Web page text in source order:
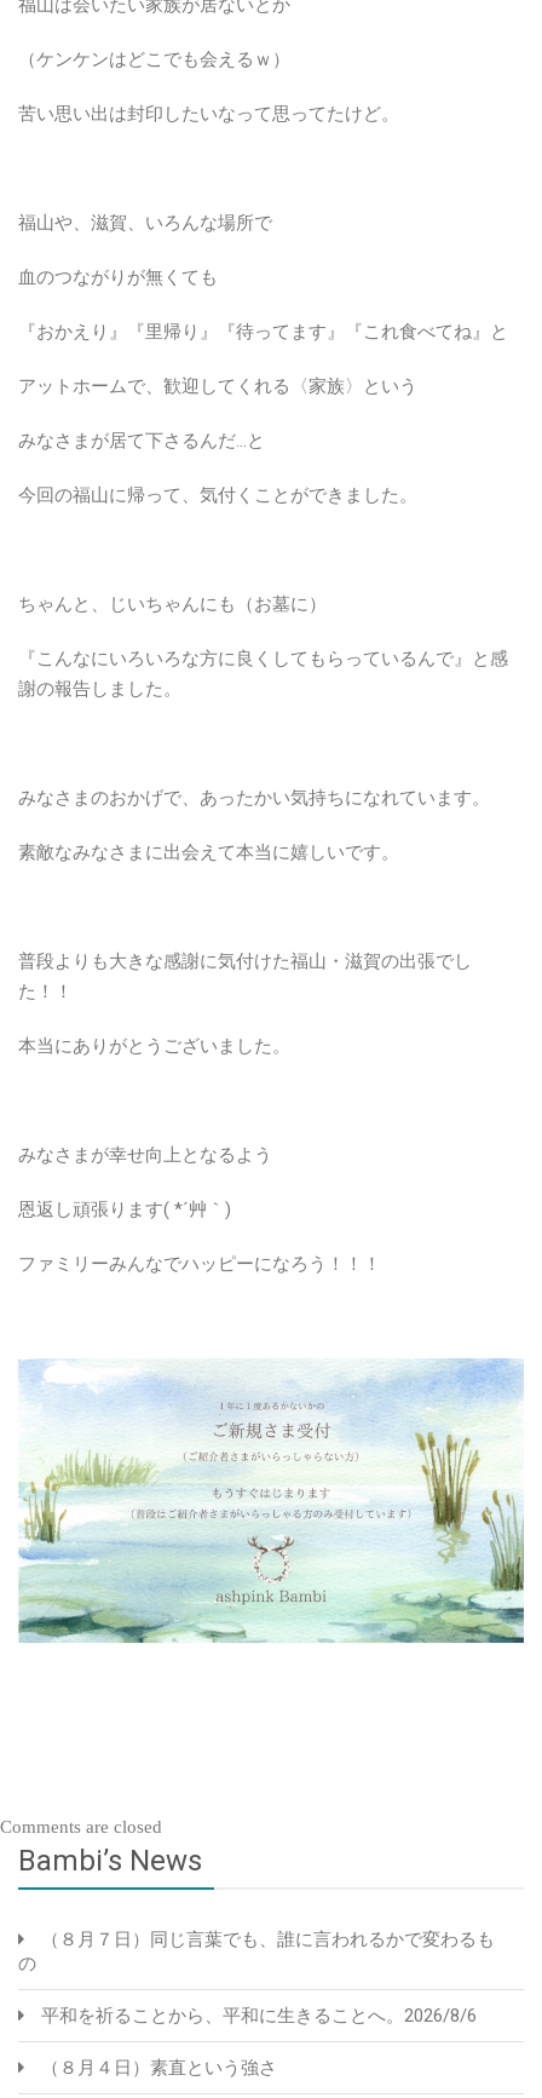
福山は会いたい家族が居ないとか
（ケンケンはどこでも会えるｗ）
苦い思い出は封印したいなって思ってたけど。
福山や、滋賀、いろんな場所で
血のつながりが無くても
『おかえり』『里帰り』『待ってます』『これ食べてね』と
アットホームで、歓迎してくれる〈家族〉という
みなさまが居て下さるんだ…と
今回の福山に帰って、気付くことができました。
ちゃんと、じいちゃんにも（お墓に）
『こんなにいろいろな方に良くしてもらっているんで』と感
謝の報告しました。
みなさまのおかげで、あったかい気持ちになれています。
素敵なみなさまに出会えて本当に嬉しいです。
普段よりも大きな感謝に気付けた福山・滋賀の出張でし
た！！
本当にありがとうございました。
みなさまが幸せ向上となるよう
恩返し頑張ります( *´艸｀)
ファミリーみんなでハッピーになろう！！！
Comments are closed
Bambi’s News
（８月７日）同じ言葉でも、誰に言われるかで変わるも
の
平和を祈ることから、平和に生きることへ。2026/8/6
（８月４日）素直という強さ